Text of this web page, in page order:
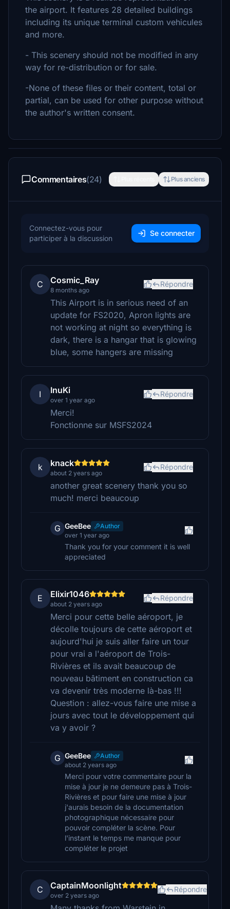
the airport. It features 28 detailed buildings
including its unique terminal custom vehicules
and more.
- This scenery should not be modified in any
way for re-distribution or for sale.
-None of these files or their content, total or
partial, can be used for other purpose without
the author's written consent.
Commentaires(24) Plus anciens
Connectez-vous pour
participer à la discussion
Se connecter
C Cosmic_Ray
8 months ago
Répondre
This Airport is in serious need of an
update for FS2020, Apron lights are
not working at night so everything is
dark, there is a hangar that is glowing
blue, some hangers are missing
I InuKi
over 1 year ago
Répondre
Merci!
Fonctionne sur MSFS2024
k knack
about 2 years ago
Répondre
another great scenery thank you so
much! merci beaucoup
G GeeBee
Author
over 1 year ago
Thank you for your comment it is well
appreciated
E Elixir1046
about 2 years ago
Répondre
Merci pour cette belle aéroport, je
décolle toujours de cette aéroport et
aujourd'hui je suis aller faire un tour
pour vrai a l'aéroport de Trois-
Rivières et ils avait beaucoup de
nouveau bâtiment en construction ca
va devenir très moderne là-bas !!!
Question : allez-vous faire une mise a
jours avec tout le développement qui
va y avoir ?
G GeeBee
Author
about 2 years ago
Merci pour votre commentaire pour la
mise à jour je ne demeure pas à Trois-
Rivières et pour faire une mise à jour
j'aurais besoin de la documentation
photographique nécessaire pour
pouvoir compléter la scène. Pour
l'instant le temps me manque pour
compléter le projet
C CaptainMoonlight
over 2 years ago
Répondre